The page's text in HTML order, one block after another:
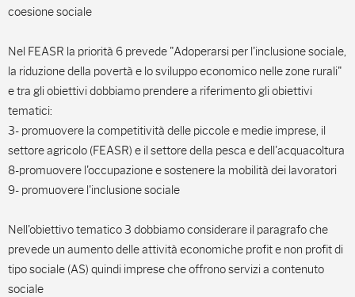
coesione sociale
Nel FEASR la priorità 6 prevede "Adoperarsi per l'inclusione sociale,
la riduzione della povertà e lo sviluppo economico nelle zone rurali"
e tra gli obiettivi dobbiamo prendere a riferimento gli obiettivi
tematici:
3- promuovere la competitività delle piccole e medie imprese, il
settore agricolo (FEASR) e il settore della pesca e dell'acquacoltura
8-promuovere l'occupazione e sostenere la mobilità dei lavoratori
9- promuovere l'inclusione sociale
Nell'obiettivo tematico 3 dobbiamo considerare il paragrafo che
prevede un aumento delle attività economiche profit e non profit di
tipo sociale (AS) quindi imprese che offrono servizi a contenuto
sociale